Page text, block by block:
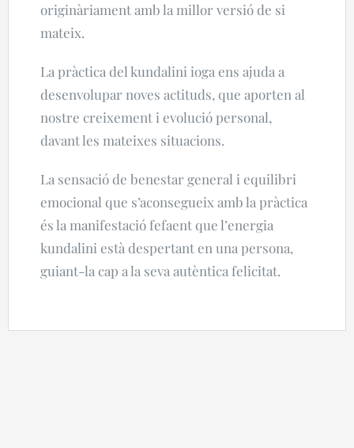
originàriament amb la millor versió de si
mateix.
La pràctica del kundalini ioga ens ajuda a
desenvolupar noves actituds, que aporten al
nostre creixement i evolució personal,
davant les mateixes situacions.
La sensació de benestar general i equilibri
emocional que s’aconsegueix amb la pràctica
és la manifestació fefaent que l’energia
kundalini està despertant en una persona,
guiant-la cap a la seva autèntica felicitat.